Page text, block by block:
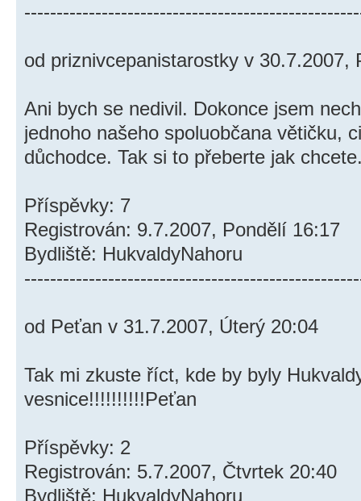
od priznivcepanistarostky v 30.7.2007,
Ani bych se nedivil. Dokonce jsem
jednoho našeho spoluobčana větičku,
důchodce. Tak si to přeberte jak
Příspěvky: 7
Registrován: 9.7.2007, Pondělí 16:17
Bydliště: HukvaldyNahoru
od Peťan v 31.7.2007, Úterý 20:04
Tak mi zkuste říct, kde by byly
vesnice!!!!!!!!!!Peťan
Příspěvky: 2
Registrován: 5.7.2007, Čtvrtek 20:40
Bydliště: HukvaldyNahoru